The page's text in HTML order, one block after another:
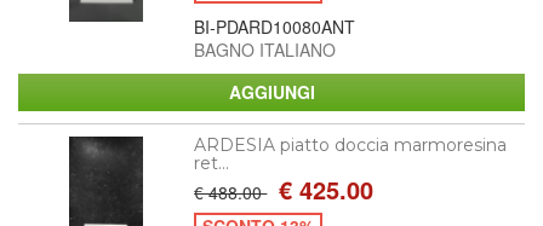
BI-PDARD10080ANT
BAGNO ITALIANO
ARDESIA piatto doccia marmoresina
ret...
€ 488.00 € 425.00